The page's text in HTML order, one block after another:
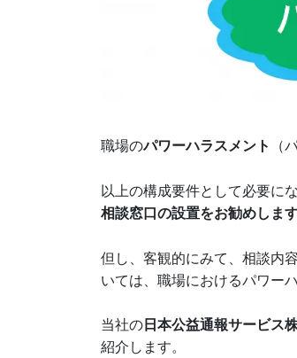
職場のパワーハラスメント （
以上の構成要件として必要に
相談窓口の設置をお勧めします
但し、客観的にみて、相談内
いては、職場におけるパワー
当社の日本公益通報サービス
紹介します。